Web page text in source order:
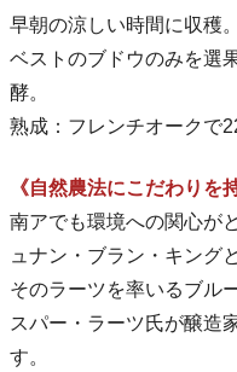
早朝の涼しい時間に収穫。
ベストのブドウのみを選
酵。
熟成：フレンチオークで
《自然農法にこだわりを
南アでも環境への関心が
ュナン・ブラン・キング
そのラーツを率いるブル
スパー・ラーツ氏が醸造
す。